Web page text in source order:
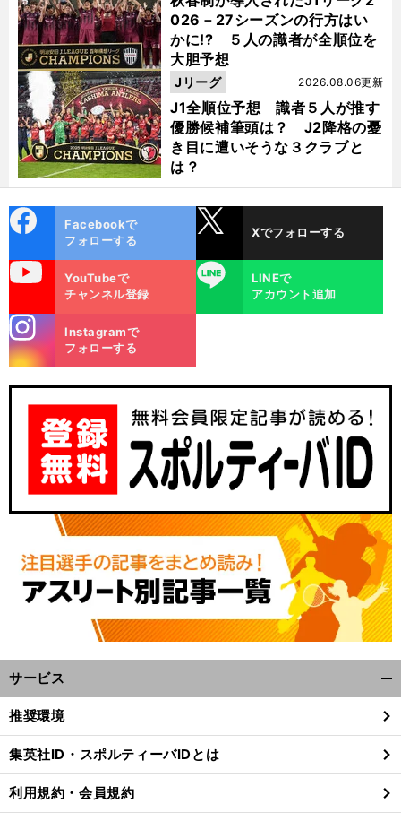
026－27シーズンの行方はい
かに!? ５人の識者が全順位を
大胆予想
J1全順位予想 識者５人が推す
優勝候補筆頭は？ J2降格の憂
き目に遭いそうな３クラブと
は？
2026.08.06更新
Jリーグ
ok
Facebookで
フォローする
Xでフォローする
YouTubeで
チャンネル登録
LINE
LINEで
アカウント追加
m
Instagramで
フォローする
サービス
閉
る
推奨環境
集英社ID・スポルティーバIDとは
利用規約・会員規約